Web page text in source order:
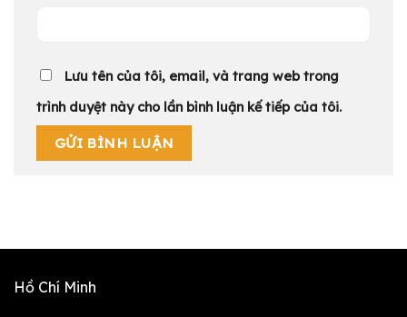
Lưu tên của tôi, email, và trang web trong
trình duyệt này cho lần bình luận kế tiếp của tôi.
Hồ Chí Minh